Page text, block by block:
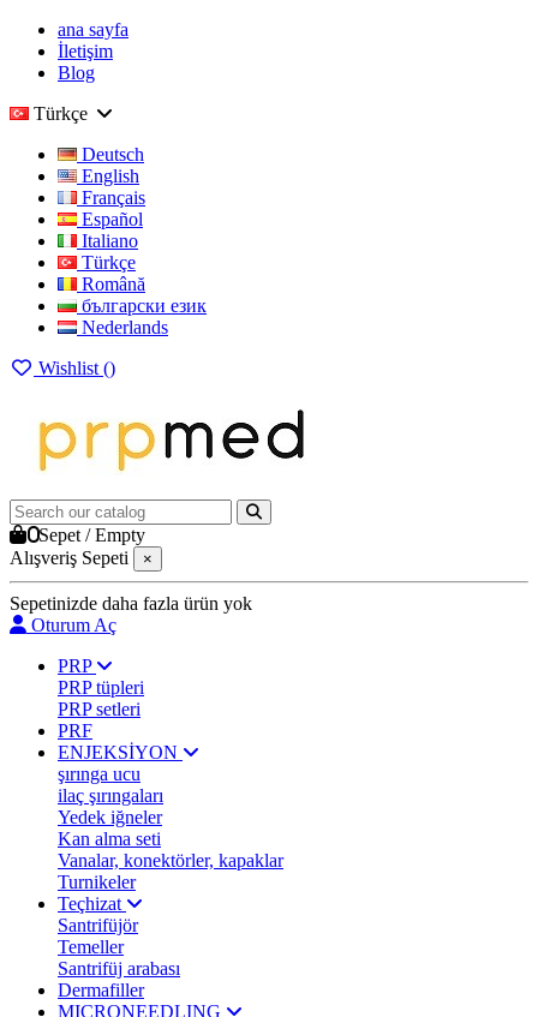
ana sayfa
İletişim
Blog
Türkçe
Deutsch
English
Français
Español
Italiano
Türkçe
Română
български език
Nederlands
Wishlist ()
0Sepet /Empty
Alışveriş Sepeti
×
Sepetinizde daha fazla ürün yok
Oturum Aç
PRP
PRP tüpleri
PRP setleri
PRF
ENJEKSİYON
şırınga ucu
ilaç şırıngaları
Yedek iğneler
Kan alma seti
Vanalar, konektörler, kapaklar
Turnikeler
Teçhizat
Santrifüjör
Temeller
Santrifüj arabası
Dermafiller
MICRONEEDLING